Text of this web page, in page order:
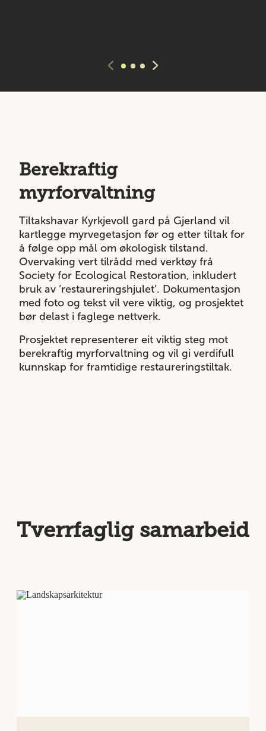
Berekraftig
myrforvaltning
Tiltakshavar Kyrkjevoll gard på Gjerland vil
kartlegge myrvegetasjon før og etter tiltak for
å følge opp mål om økologisk tilstand.
Overvaking vert tilrådd med verktøy frå
Society for Ecological Restoration, inkludert
bruk av ‘restaureringshjulet’. Dokumentasjon
med foto og tekst vil vere viktig, og prosjektet
bør delast i faglege nettverk.
Prosjektet representerer eit viktig steg mot
berekraftig myrforvaltning og vil gi verdifull
kunnskap for framtidige restaureringstiltak.
Tverrfaglig samarbeid